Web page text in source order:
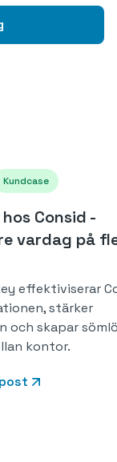
Kundcase
Consid -
vardag på
effektiviserar
stärker
och skapar
kontor.